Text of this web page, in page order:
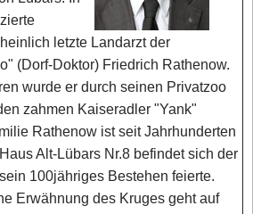
letzte Landarzt der
(Dorf-Doktor) Friedrich Rathenow.
wurde er durch seinen Privatzoo
zahmen Kaiseradler "Yank"
Rathenow ist seit Jahrhunderten
Alt-Lübars Nr.8 befindet sich der
100jähriges Bestehen feierte.
Erwähnung des Kruges geht auf